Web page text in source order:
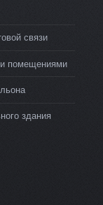
связи
помещениями
здания